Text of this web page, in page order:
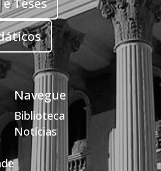
Teses
Navegue
Biblioteca
Notícias